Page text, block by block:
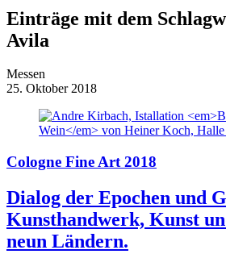
Einträge mit dem
Avila
Messen
25. Oktober 2018
Cologne Fine Art 2018
Dialog der Epochen und
Kunsthandwerk, Kunst
neun Ländern.